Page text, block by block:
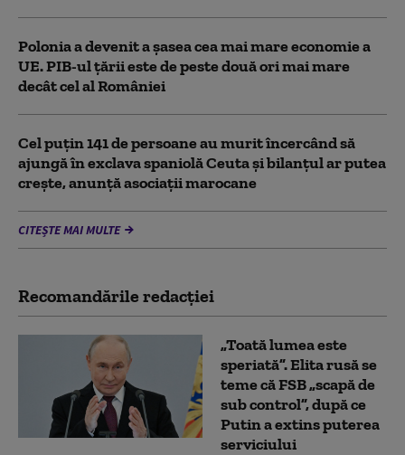
Polonia a devenit a șasea cea mai mare economie a
UE. PIB-ul țării este de peste două ori mai mare
decât cel al României
Cel puţin 141 de persoane au murit încercând să
ajungă în exclava spaniolă Ceuta şi bilanţul ar putea
creşte, anunță asociații marocane
CITEȘTE MAI MULTE
Recomandările redacţiei
„Toată lumea este
speriată”. Elita rusă se
teme că FSB „scapă de
sub control”, după ce
Putin a extins puterea
serviciului